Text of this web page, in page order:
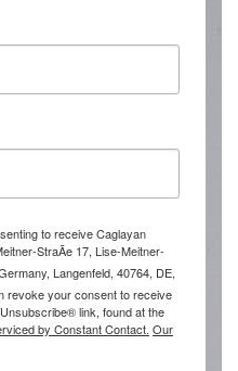
to receive Caglayan
StraÃe 17, Lise-Meitner-
Langenfeld, 40764, DE,
revoke your consent to receive
link, found at the
by Constant Contact. Our